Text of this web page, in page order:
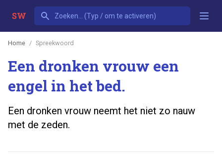
SW
Home Spreekwoord
Een dronken vrouw een
engel in het bed.
Een dronken vrouw neemt het niet zo nauw
met de zeden.